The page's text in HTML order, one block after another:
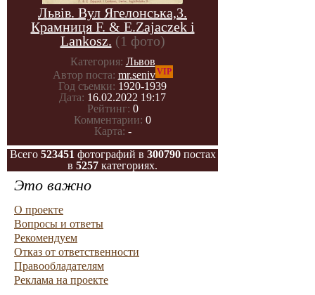
Львів. Вул Ягелонська,3.
Крамниця F. & E.Zajaczek i
Lankosz. (1 фото)
Категория: Львов
Автор поста: mr.senivVIP
Год съемки: 1920-1939
Дата: 16.02.2022 19:17
Рейтинг: 0
Комментарии: 0
Карта: -
Всего 523451 фотографий в 300790постах
в 5257 категориях.
Это важно
О проекте
Вопросы и ответы
Рекомендуем
Отказ от ответственности
Правообладателям
Реклама на проекте